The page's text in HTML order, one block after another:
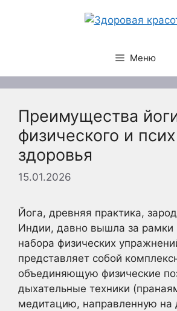
Меню
Преимущества
физического и
здоровья
15.01.2026
Йога, древняя практика,
Индии, давно вышла за рамки
набора физических
представляет собой
объединяющую физические
дыхательные техники
медитацию, направленную на